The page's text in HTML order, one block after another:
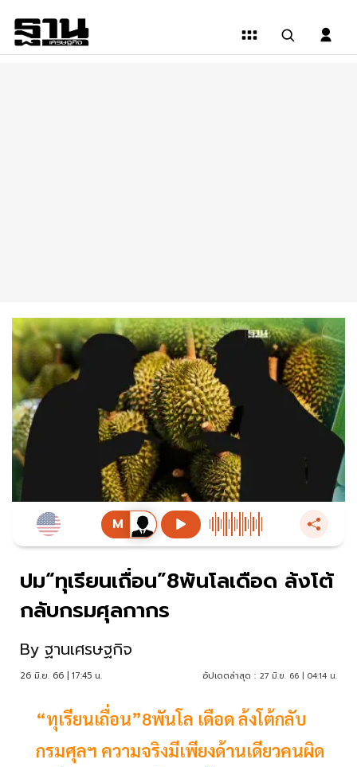
ปม“ทุเรียนเถื่อน”8พันโลเดือด ล้งโต้
กลับกรมศุลกากร
By ฐานเศรษฐกิจ
26 มิ.ย. 66 | 17:45 น. อัปเดตล่าสุด : 27 มิ.ย. 66 | 04:14 น.
“ทุเรียนเถื่อน”8พันโล เดือด ล้งโต้กลับ
กรมศุลฯ ความจริงมีเพียงด้านเดียวคนผิด